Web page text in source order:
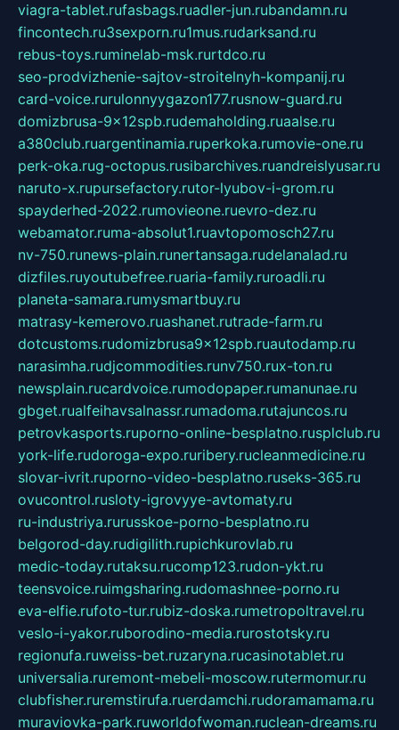
viagra-tablet.rufasbags.ruadler-jun.rubandamn.ru
fincontech.ru3sexporn.ru1mus.rudarksand.ru
rebus-toys.ruminelab-msk.rurtdco.ru
seo-prodvizhenie-sajtov-stroitelnyh-kompanij.ru
card-voice.rurulonnyygazon177.rusnow-guard.ru
domizbrusa-9x12spb.rudemaholding.ruaalse.ru
a380club.ruargentinamia.ruperkoka.rumovie-one.ru
perk-oka.rug-octopus.rusibarchives.ruandreislyusar.ru
naruto-x.rupursefactory.rutor-lyubov-i-grom.ru
spayderhed-2022.rumovieone.ruevro-dez.ru
webamator.ruma-absolut1.ruavtopomosch27.ru
nv-750.runews-plain.runertansaga.rudelanalad.ru
dizfiles.ruyoutubefree.ruaria-family.ruroadli.ru
planeta-samara.rumysmartbuy.ru
matrasy-kemerovo.ruashanet.rutrade-farm.ru
dotcustoms.rudomizbrusa9x12spb.ruautodamp.ru
narasimha.rudjcommodities.runv750.rux-ton.ru
newsplain.rucardvoice.rumodopaper.rumanunae.ru
gbget.rualfeihavsalnassr.rumadoma.rutajuncos.ru
petrovkasports.ruporno-online-besplatno.rusplclub.ru
york-life.rudoroga-expo.ruribery.rucleanmedicine.ru
slovar-ivrit.ruporno-video-besplatno.ruseks-365.ru
ovucontrol.rusloty-igrovyye-avtomaty.ru
ru-industriya.rurusskoe-porno-besplatno.ru
belgorod-day.rudigilith.rupichkurovlab.ru
medic-today.rutaksu.rucomp123.rudon-ykt.ru
teensvoice.ruimgsharing.rudomashnee-porno.ru
eva-elfie.rufoto-tur.rubiz-doska.rumetropoltravel.ru
veslo-i-yakor.ruborodino-media.rurostotsky.ru
regionufa.ruweiss-bet.ruzaryna.rucasinotablet.ru
universalia.ruremont-mebeli-moscow.rutermomur.ru
clubfisher.ruremstirufa.ruerdamchi.rudoramamama.ru
muraviovka-park.ruworldofwoman.ruclean-dreams.ru